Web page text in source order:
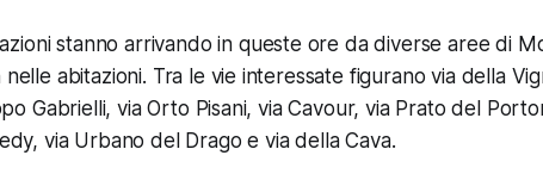
stanno arrivando in queste ore da diverse aree di
nelle abitazioni. Tra le vie interessate figurano via della
Gabrielli, via Orto Pisani, via Cavour, via Prato del
via Urbano del Drago e via della Cava.